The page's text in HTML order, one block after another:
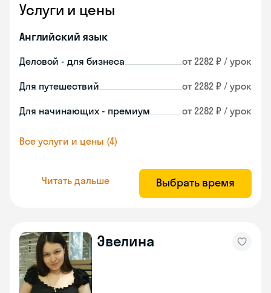
Услуги и цены
Английский язык
Деловой - для бизнеса от 2282 ₽ / урок
Для путешествий от 2282 ₽ / урок
Для начинающих - премиум от 2282 ₽ / урок
Все услуги и цены (4)
Читать дальше Выбрать время
Эвелина